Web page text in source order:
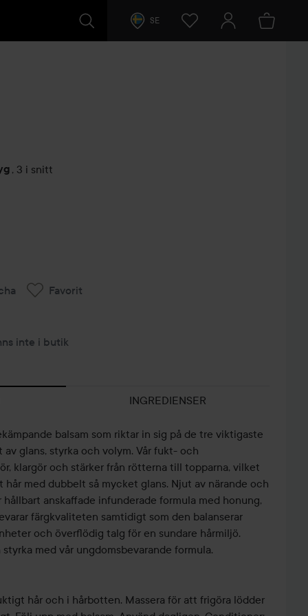
SE
, 3 i snitt
Favorit
inte i butik
INGREDIENSER
balsam som riktar in sig på de tre viktigaste
glans, styrka och volym. Vår fukt- och
klargör och stärker från rötterna till topparna, vilket
med dubbelt så mycket glans. Njut av närande och
anskaffade infunderade formula med honung,
färgkvaliteten samtidigt som den balanserar
och överflödig talg för en sundare hårmiljö.
med vår ungdomsbevarande formula.
hår och i hårbotten. Massera för att frigöra lödder